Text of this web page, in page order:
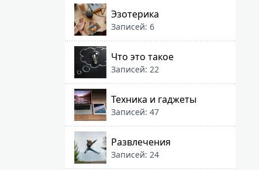
Эзотерика
Записей: 6
Что это такое
Записей: 22
Техника и гаджеты
Записей: 47
Развлечения
Записей: 24